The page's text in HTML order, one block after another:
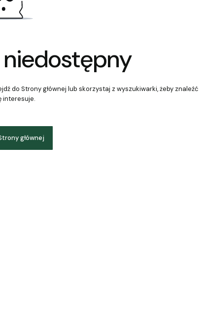
do Strony głównej lub skorzystaj z wyszukiwarki, żeby znaleźć
interesuje.
głównej